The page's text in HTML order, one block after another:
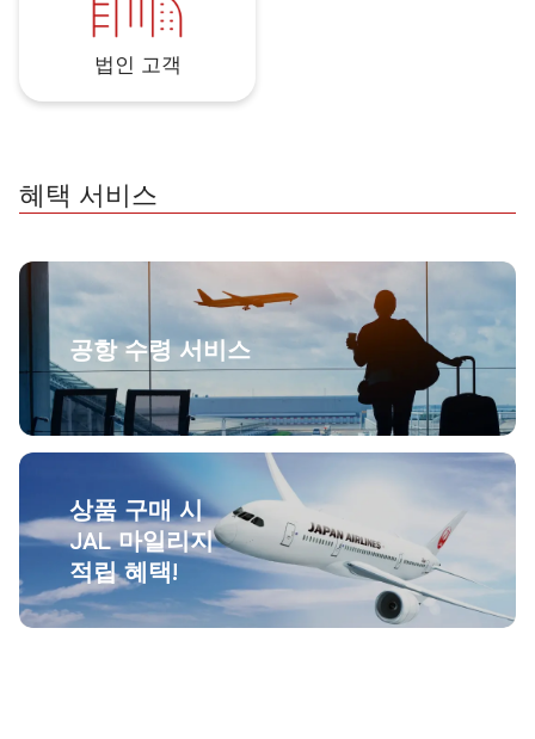
법인 고객
혜택 서비스
공항 수령 서비스
상품 구매 시
JAL 마일리지
적립 혜택!